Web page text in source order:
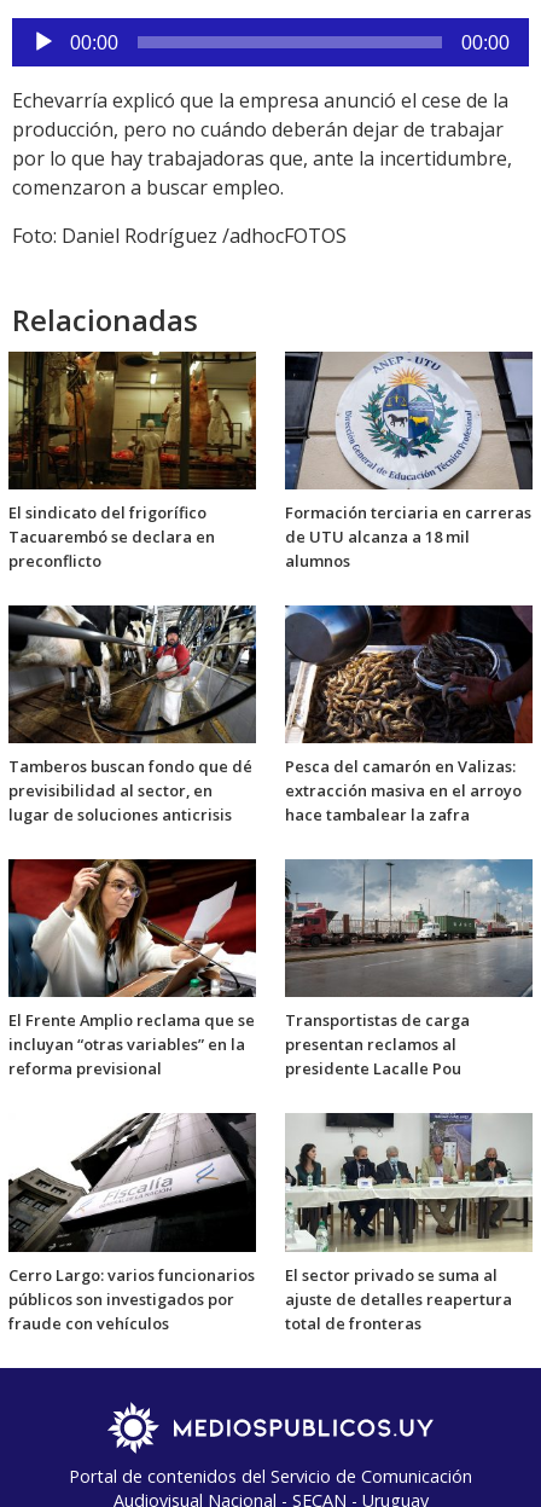
Reproductor
de
audio
00:00 00:00
Echevarría explicó que la empresa anunció el cese de la
producción, pero no cuándo deberán dejar de trabajar
por lo que hay trabajadoras que, ante la incertidumbre,
comenzaron a buscar empleo.
Foto: Daniel Rodríguez /adhocFOTOS
Relacionadas
El sindicato del frigorífico
Tacuarembó se declara en
preconflicto
Formación terciaria en carreras
de UTU alcanza a 18 mil
alumnos
Tamberos buscan fondo que dé
previsibilidad al sector, en
lugar de soluciones anticrisis
Pesca del camarón en Valizas:
extracción masiva en el arroyo
hace tambalear la zafra
El Frente Amplio reclama que se
incluyan “otras variables” en la
reforma previsional
Transportistas de carga
presentan reclamos al
presidente Lacalle Pou
Cerro Largo: varios funcionarios
públicos son investigados por
fraude con vehículos
El sector privado se suma al
ajuste de detalles reapertura
total de fronteras
Portal de contenidos del Servicio de Comunicación
Audiovisual Nacional - SECAN - Uruguay